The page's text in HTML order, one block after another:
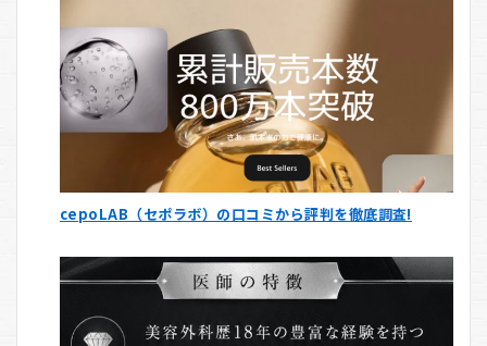
cepoLAB（セポラボ）の口コミから評判を徹底調査!